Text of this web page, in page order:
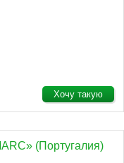
Хочу такую
(Португалия)